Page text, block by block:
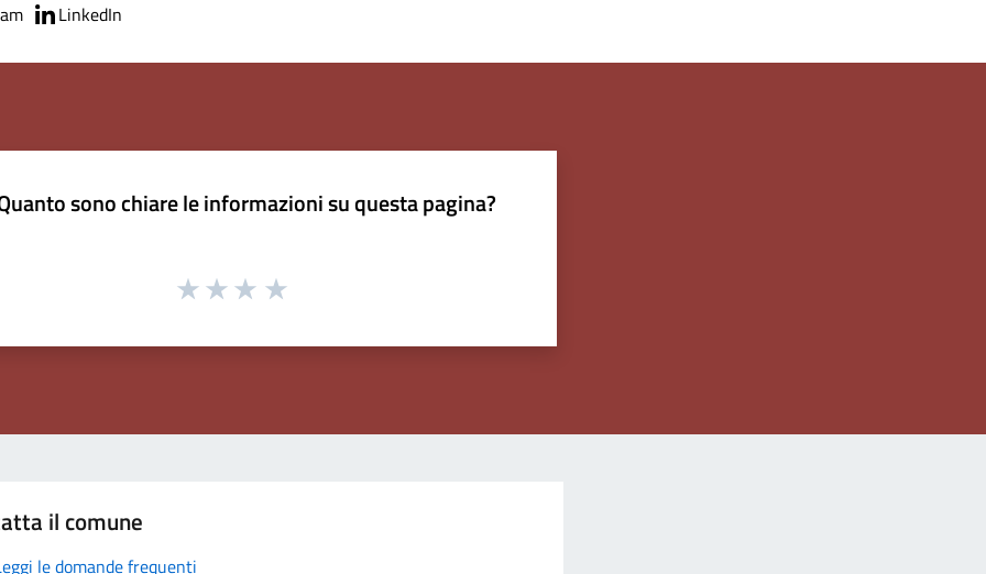
LinkedIn
sono chiare le informazioni su questa pagina?
il comune
le domande frequenti